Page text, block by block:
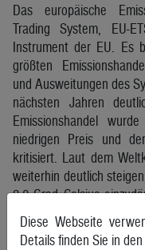
Das europäische
Trading System, EU-
Instrument der EU. Es
größten
und Ausweitungen des
nächsten Jahren
Emissionshandel
niedrigen Preis und
kritisiert. Laut dem
weiterhin deutlich
2,0 Grad Celsius
vorsieht.
Diese Webseite
Details finden Sie in den